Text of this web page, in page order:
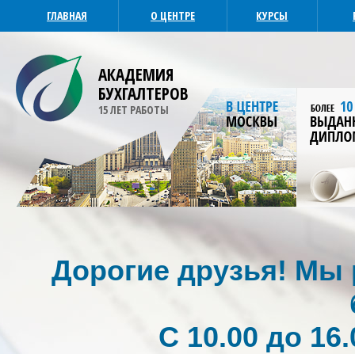
ГЛАВНАЯ О ЦЕНТРЕ КУРСЫ
АКАДЕМИЯ
БУХГАЛТЕРОВ
15 ЛЕТ РАБОТЫ
Дорогие друзья! Мы
С 10.00 до